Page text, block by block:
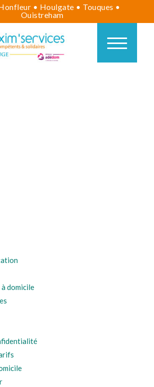
• Houlgate • Touques •
Ouistreham
à domicile